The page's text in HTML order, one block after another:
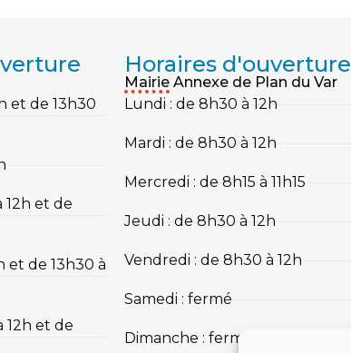
et de 13h30
12h et de
et de 13h30 à
12h et de
Horaires d'ouverture
Mairie Annexe de Plan du Var
Lundi : de 8h30 à 12h
Mardi : de 8h30 à 12h
Mercredi : de 8h15 à 11h15
Jeudi : de 8h30 à 12h
Vendredi : de 8h30 à 12h
Samedi : fermé
Dimanche : fermé